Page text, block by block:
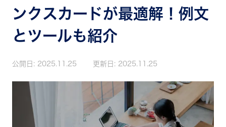
ンクスカードが最適解！例文
とツールも紹介
公開日: 2025.11.25 更新日: 2025.11.25